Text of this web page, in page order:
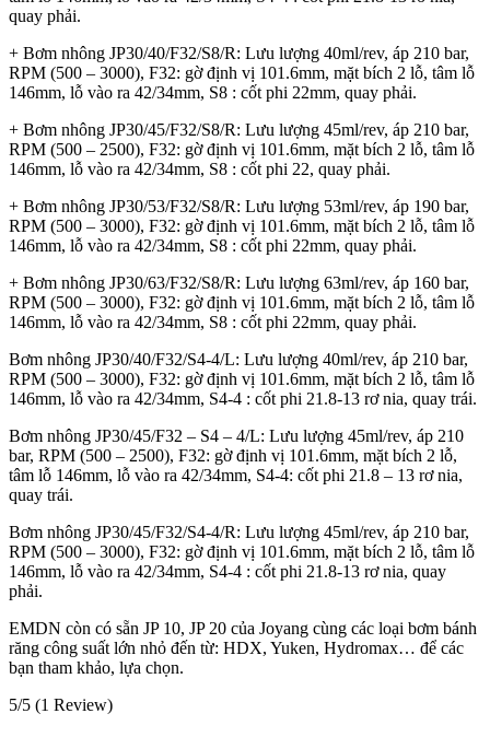
quay phải.
+ Bơm nhông JP30/40/F32/S8/R: Lưu lượng 40ml/rev, áp 210 bar,
RPM (500 – 3000), F32: gờ định vị 101.6mm, mặt bích 2 lỗ, tâm lỗ
146mm, lỗ vào ra 42/34mm, S8 : cốt phi 22mm, quay phải.
+ Bơm nhông JP30/45/F32/S8/R: Lưu lượng 45ml/rev, áp 210 bar,
RPM (500 – 2500), F32: gờ định vị 101.6mm, mặt bích 2 lỗ, tâm lỗ
146mm, lỗ vào ra 42/34mm, S8 : cốt phi 22, quay phải.
+ Bơm nhông JP30/53/F32/S8/R: Lưu lượng 53ml/rev, áp 190 bar,
RPM (500 – 3000), F32: gờ định vị 101.6mm, mặt bích 2 lỗ, tâm lỗ
146mm, lỗ vào ra 42/34mm, S8 : cốt phi 22mm, quay phải.
+ Bơm nhông JP30/63/F32/S8/R: Lưu lượng 63ml/rev, áp 160 bar,
RPM (500 – 3000), F32: gờ định vị 101.6mm, mặt bích 2 lỗ, tâm lỗ
146mm, lỗ vào ra 42/34mm, S8 : cốt phi 22mm, quay phải.
Bơm nhông JP30/40/F32/S4-4/L: Lưu lượng 40ml/rev, áp 210 bar,
RPM (500 – 3000), F32: gờ định vị 101.6mm, mặt bích 2 lỗ, tâm lỗ
146mm, lỗ vào ra 42/34mm, S4-4 : cốt phi 21.8-13 rơ nia, quay trái.
Bơm nhông JP30/45/F32 – S4 – 4/L: Lưu lượng 45ml/rev, áp 210
bar, RPM (500 – 2500), F32: gờ định vị 101.6mm, mặt bích 2 lỗ,
tâm lỗ 146mm, lỗ vào ra 42/34mm, S4-4: cốt phi 21.8 – 13 rơ nia,
quay trái.
Bơm nhông JP30/45/F32/S4-4/R: Lưu lượng 45ml/rev, áp 210 bar,
RPM (500 – 3000), F32: gờ định vị 101.6mm, mặt bích 2 lỗ, tâm lỗ
146mm, lỗ vào ra 42/34mm, S4-4 : cốt phi 21.8-13 rơ nia, quay
phải.
EMDN còn có sẵn JP 10, JP 20 của Joyang cùng các loại bơm bánh
răng công suất lớn nhỏ đến từ: HDX, Yuken, Hydromax… để các
bạn tham khảo, lựa chọn.
5/5 (1 Review)